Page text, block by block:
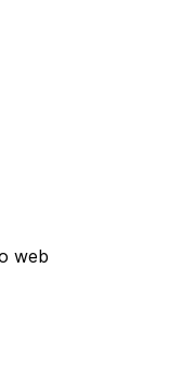
web